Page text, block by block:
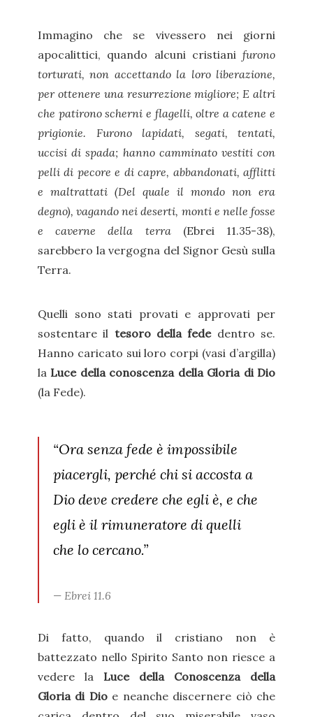
Immagino che se vivessero nei giorni
apocalittici, quando alcuni cristiani furono
torturati, non accettando la loro liberazione,
per ottenere una resurrezione migliore; E altri
che patirono scherni e flagelli, oltre a catene e
prigionie. Furono lapidati, segati, tentati,
uccisi di spada; hanno camminato vestiti con
pelli di pecore e di capre, abbandonati, afflitti
e maltrattati (Del quale il mondo non era
degno), vagando nei deserti, monti e nelle fosse
e caverne della terra(Ebrei 11.35-38),
sarebbero la vergogna del Signor Gesù sulla
Terra.
Quelli sono stati provati e approvati per
sostentare il tesoro della fededentro se.
Hanno caricato sui loro corpi (vasi d’argilla)
la Luce della conoscenza della Gloria di Dio
(la Fede).
“Ora senza fede è impossibile
piacergli, perché chi si accosta a
Dio deve credere che egli è, e che
egli è il rimuneratore di quelli
che lo cercano.”
Ebrei 11.6
Di fatto, quando il cristiano non è
battezzato nello Spirito Santo non riesce a
vedere la Luce della Conoscenza della
Gloria di Dioe neanche discernere ciò che